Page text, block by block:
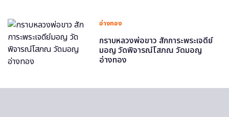
อ่างทอง
กราบหลวงพ่อขาว สักการะพระเจดีย์
มอญ วัดพิจารณ์โสภณ วัดมอญ
อ่างทอง